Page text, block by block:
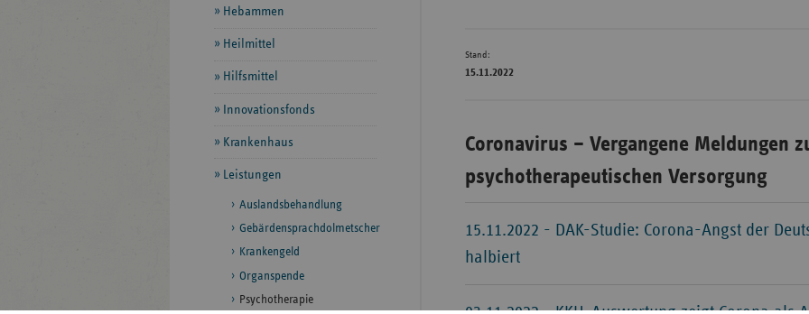
Hessen
Stand:
15.11.2022
Coronavirus – Vergangene Meldungen
psychotherapeutischen Versorgung
15.11.2022 - DAK-Studie: Corona-Angst der
halbiert
Hebammen
Heilmittel
Hilfsmittel
Innovationsfonds
Krankenhaus
Leistungen
Auslandsbehandlung
Gebärdensprachdolmetscher
Krankengeld
Organspende
Psychotherapie